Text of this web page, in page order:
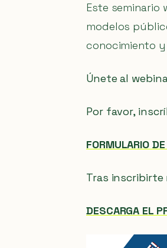
Este seminario
modelos
conocimiento
Únete al
Por favor,
FORMULARIO
Tras inscribirte
DESCARGA EL